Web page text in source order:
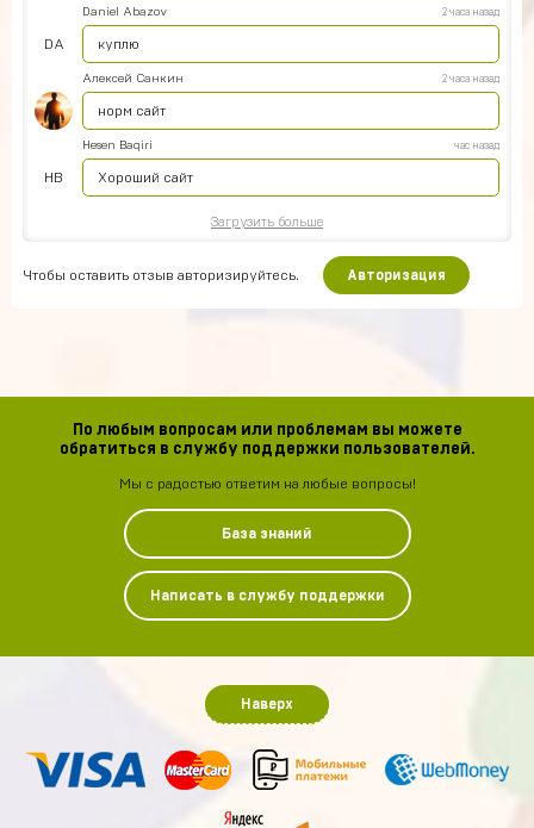
DA
Daniel Abazov 2 часа назад
куплю
Алексей Санкин 2 часа назад
норм сайт
HB
Hesen Baqiri час назад
Хороший сайт
Загрузить больше
Чтобы оставить отзыв авторизируйтесь. Авторизация
По любым вопросам или проблемам вы можете
обратиться в службу поддержки пользователей.
Мы с радостью ответим на любые вопросы!
База знаний
Написать в службу поддержки
Наверх